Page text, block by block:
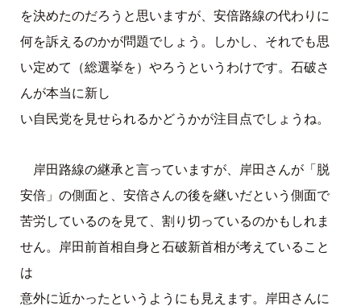
を決めたのだろうと思いますが、安倍路線の代わりに
何を訴えるのかが問題でしょう。しかし、それでも思
い定めて（総選挙を）やろうというわけです。石破さ
んが本当に新し
い自民党を見せられるかどうかが注目点でしょうね。
岸田路線の継承と言っていますが、岸田さんが「脱
安倍」の側面と、安倍さんの後を継いだという側面で
苦労しているのを見て、割り切っているのかもしれま
せん。岸田前首相自身と石破新首相が考えていること
は
意外に近かったというようにも見えます。岸田さんに